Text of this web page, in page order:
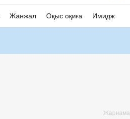
Жанжал Оқыс оқиға Имидж